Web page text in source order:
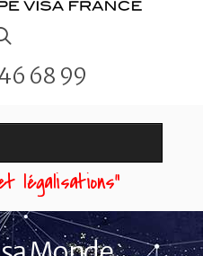
68 99
légalisations”